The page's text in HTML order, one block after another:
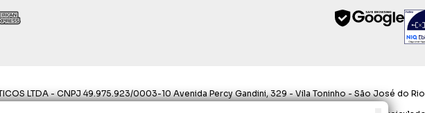
LTDA - CNPJ 49.975.923/0003-10 Avenida Percy Gandini, 329 - Vila Toninho - São José do